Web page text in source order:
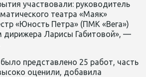
участвовали: руководитель
театра «Маяк»
«Юность Петра» (ПМК «Вега»)
дирижера Ларисы Габитовой», —
представлено 25 работ, часть
оценили, добавила